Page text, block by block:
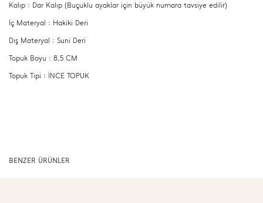
Kalıp : Dar Kalıp (Buçuklu ayaklar için büyük numara tavsiye edilir)
İç Materyal : Hakiki Deri
Dış Materyal : Suni Deri
Topuk Boyu : 8,5 CM
Topuk Tipi : İNCE TOPUK
BENZER ÜRÜNLER